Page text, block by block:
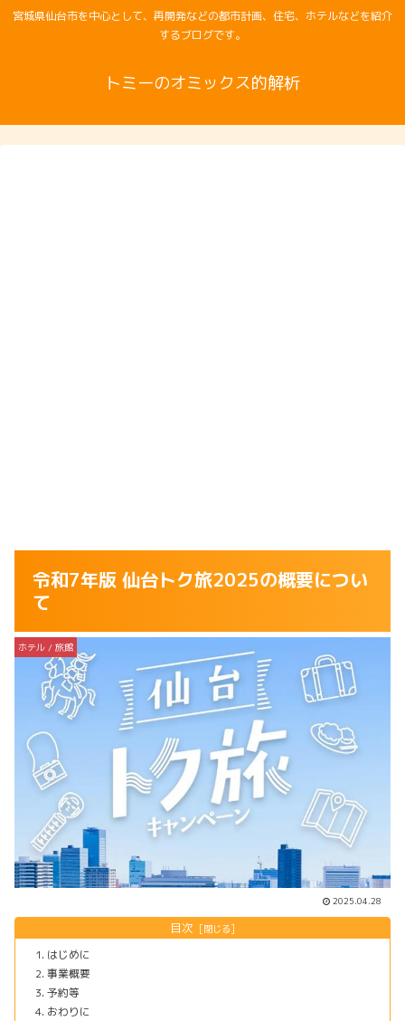
宮城県仙台市を中心として、再開発などの都市計画、住宅、ホテルなどを紹介
するブログです。
トミーのオミックス的解析
令和7年版 仙台トク旅2025の概要につい
て
ホテル / 旅館
2025.04.28
目次
はじめに
事業概要
予約等
おわりに